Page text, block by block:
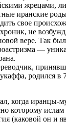
жрецами,
иранские
свое
не
вере. Так
—
родился в
когда иранцы-
которому ислам
(каковой он и